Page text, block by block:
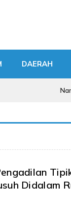
DAERAH
Nama Inisial
Didalam